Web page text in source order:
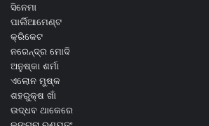
ସିନେମା
ପାର୍ଲିଆମେଣ୍ଟ
କ୍ରିକେଟ
ନରେନ୍ଦ୍ର ମୋଦି
ଅନୁଷ୍କା ଶର୍ମା
ଏଲୋନ ମୁଷ୍କ
ଶହରୁକ୍ଷ ଖାଁ
ଉଦ୍ଧବ ଥାକେରେ